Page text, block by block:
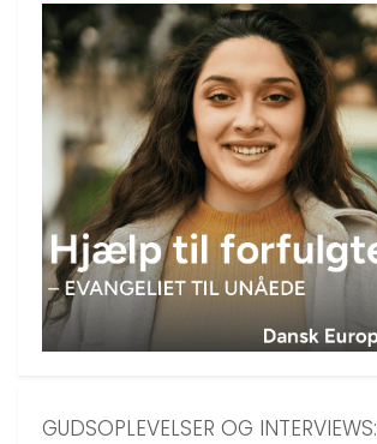
GUDSOPLEVELSER OG INTERVIEWS: